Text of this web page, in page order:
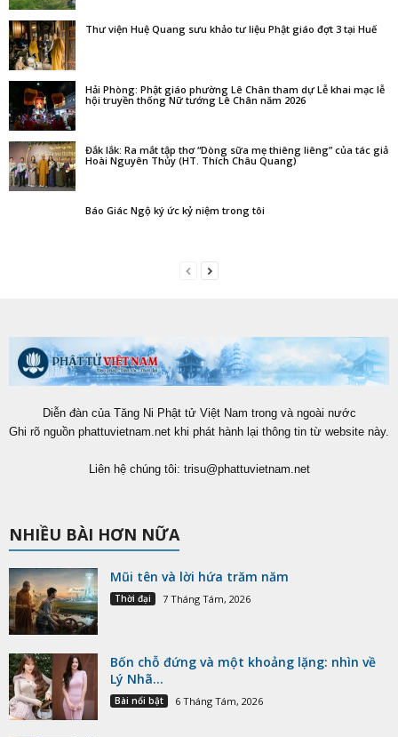
Thư viện Huệ Quang sưu khảo tư liệu Phật giáo đợt 3 tại Huế
Hải Phòng: Phật giáo phường Lê Chân tham dự Lễ khai mạc lễ
hội truyền thống Nữ tướng Lê Chân năm 2026
Đắk lắk: Ra mắt tập thơ “Dòng sữa mẹ thiêng liêng” của tác giả
Hoài Nguyên Thủy (HT. Thích Châu Quang)
Báo Giác Ngộ ký ức kỷ niệm trong tôi
Diễn đàn của Tăng Ni Phật tử Việt Nam trong và ngoài nước
Ghi rõ nguồn phattuvietnam.net khi phát hành lại thông tin từ website này.
Liên hệ chúng tôi: trisu@phattuvietnam.net
NHIỀU BÀI HƠN NỮA
Mũi tên và lời hứa trăm năm
Thời đại 7 Tháng Tám, 2026
Bốn chỗ đứng và một khoảng lặng: nhìn về
Lý Nhã...
Bài nổi bật 6 Tháng Tám, 2026